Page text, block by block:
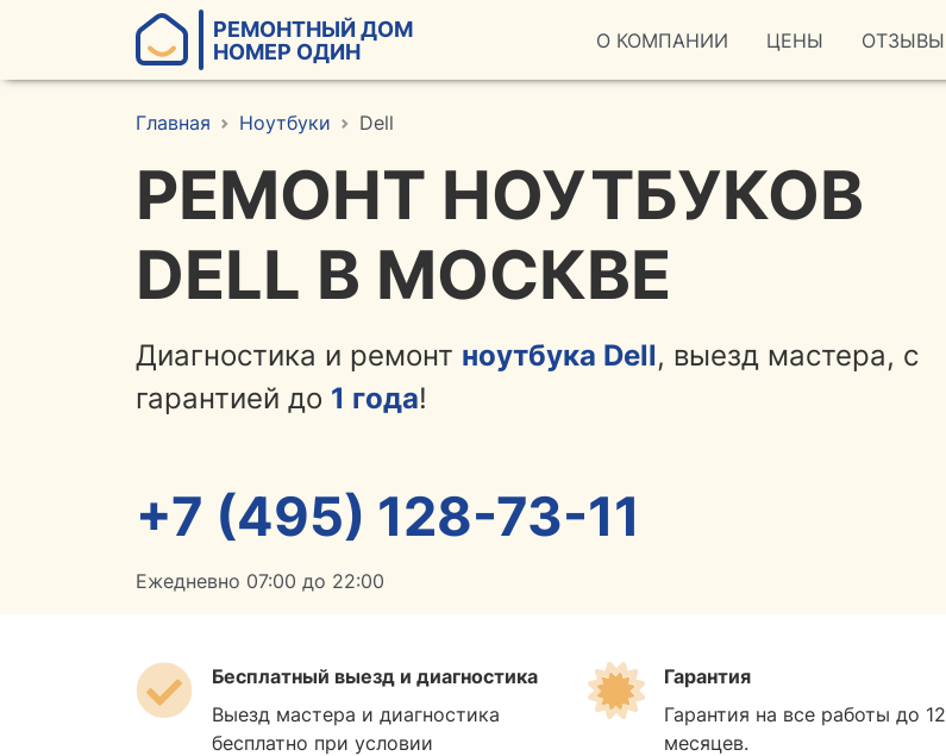
РЕМОНТНЫЙ ДОМ
НОМЕР ОДИН
О КОМПАНИИ ЦЕНЫ ОТЗЫВЫ
Главная Ноутбуки Dell
РЕМОНТ НОУТБУКОВ
DELL В МОСКВЕ
Диагностика и ремонт ноутбука Dell, выезд мастера, с
гарантией до 1 года!
+7 (495) 128-73-11
Ежедневно 07:00 до 22:00
Бесплатный выезд и диагностика
Выезд мастера и диагностика
бесплатно при условии
Гарантия
Гарантия на все работы до 12
месяцев.